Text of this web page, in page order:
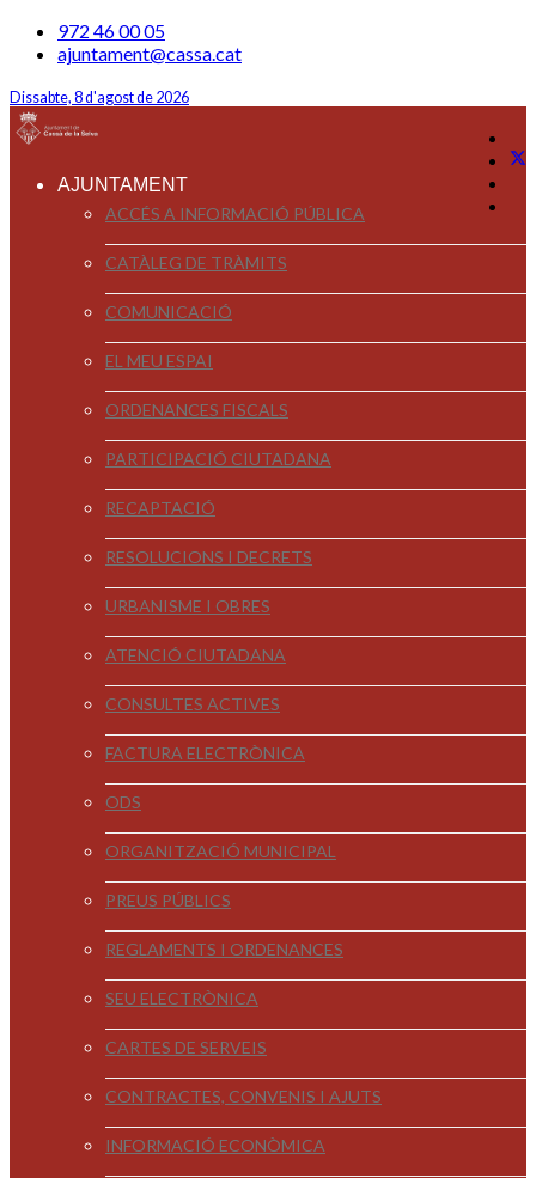
972 46 00 05
ajuntament@cassa.cat
Dissabte, 8 d'agost de 2026
AJUNTAMENT
ACCÉS A INFORMACIÓ PÚBLICA
CATÀLEG DE TRÀMITS
COMUNICACIÓ
EL MEU ESPAI
ORDENANCES FISCALS
PARTICIPACIÓ CIUTADANA
RECAPTACIÓ
RESOLUCIONS I DECRETS
URBANISME I OBRES
ATENCIÓ CIUTADANA
CONSULTES ACTIVES
FACTURA ELECTRÒNICA
ODS
ORGANITZACIÓ MUNICIPAL
PREUS PÚBLICS
REGLAMENTS I ORDENANCES
SEU ELECTRÒNICA
CARTES DE SERVEIS
CONTRACTES, CONVENIS I AJUTS
INFORMACIÓ ECONÒMICA